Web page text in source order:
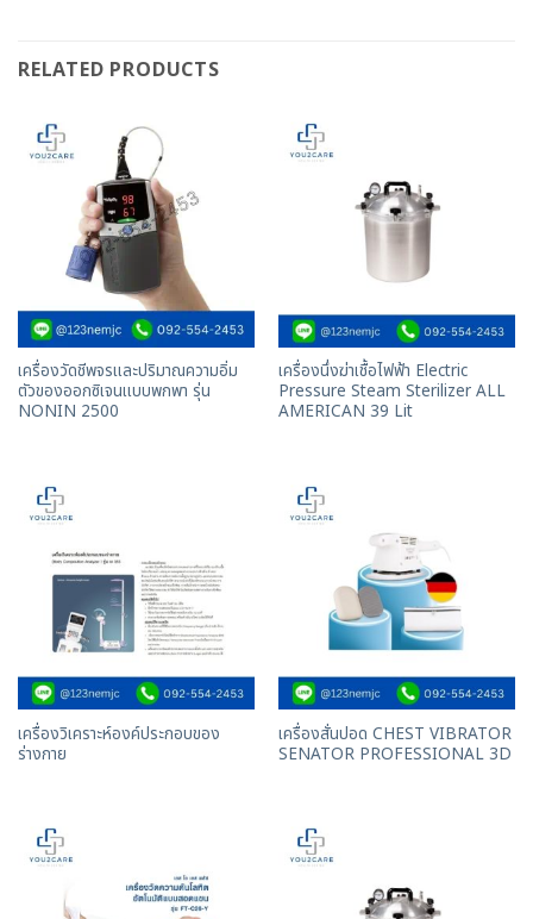
RELATED PRODUCTS
เครื่องวัดชีพจรและปริมาณความอิ่ม
ตัวของออกซิเจนเเบบพกพา รุ่น
NONIN 2500
เครื่องนึ่งฆ่าเชื้อไฟฟ้า Electric
Pressure Steam Sterilizer ALL
AMERICAN 39 Lit
เครื่องวิเคราะห์องค์ประกอบของ
ร่างกาย
เครื่องสั่นปอด CHEST VIBRATOR
SENATOR PROFESSIONAL 3D